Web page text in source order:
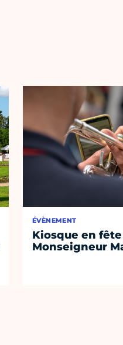
ÉVÈNEMENT
Kiosque en fête
Monseigneur